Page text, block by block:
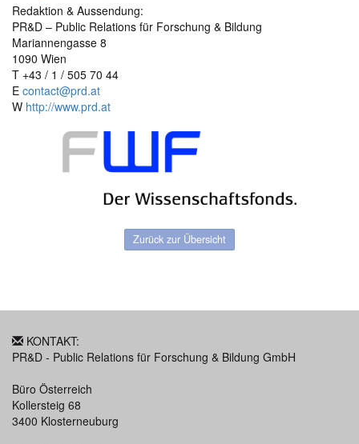
Redaktion & Aussendung:
PR&D – Public Relations für Forschung & Bildung
Mariannengasse 8
1090 Wien
T +43 / 1 / 505 70 44
E contact@prd.at
W http://www.prd.at
Zurück zur Übersicht
KONTAKT:
PR&D - Public Relations für Forschung & Bildung GmbH
Büro Österreich
Kollersteig 68
3400 Klosterneuburg